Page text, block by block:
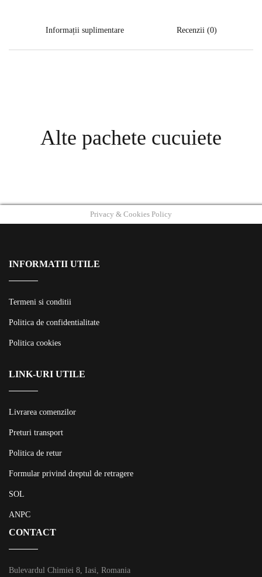
Informații suplimentare Recenzii (0)
Alte pachete cucuiete
Privacy & Cookies Policy
INFORMATII UTILE
Termeni si conditii
Politica de confidentialitate
Politica cookies
LINK-URI UTILE
Livrarea comenzilor
Preturi transport
Politica de retur
Formular privind dreptul de retragere
SOL
ANPC
CONTACT
Bulevardul Chimiei 8, Iasi, Romania